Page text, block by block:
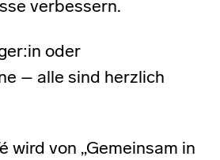
verbessern.
oder
– alle sind herzlich
wird von „Gemeinsam in